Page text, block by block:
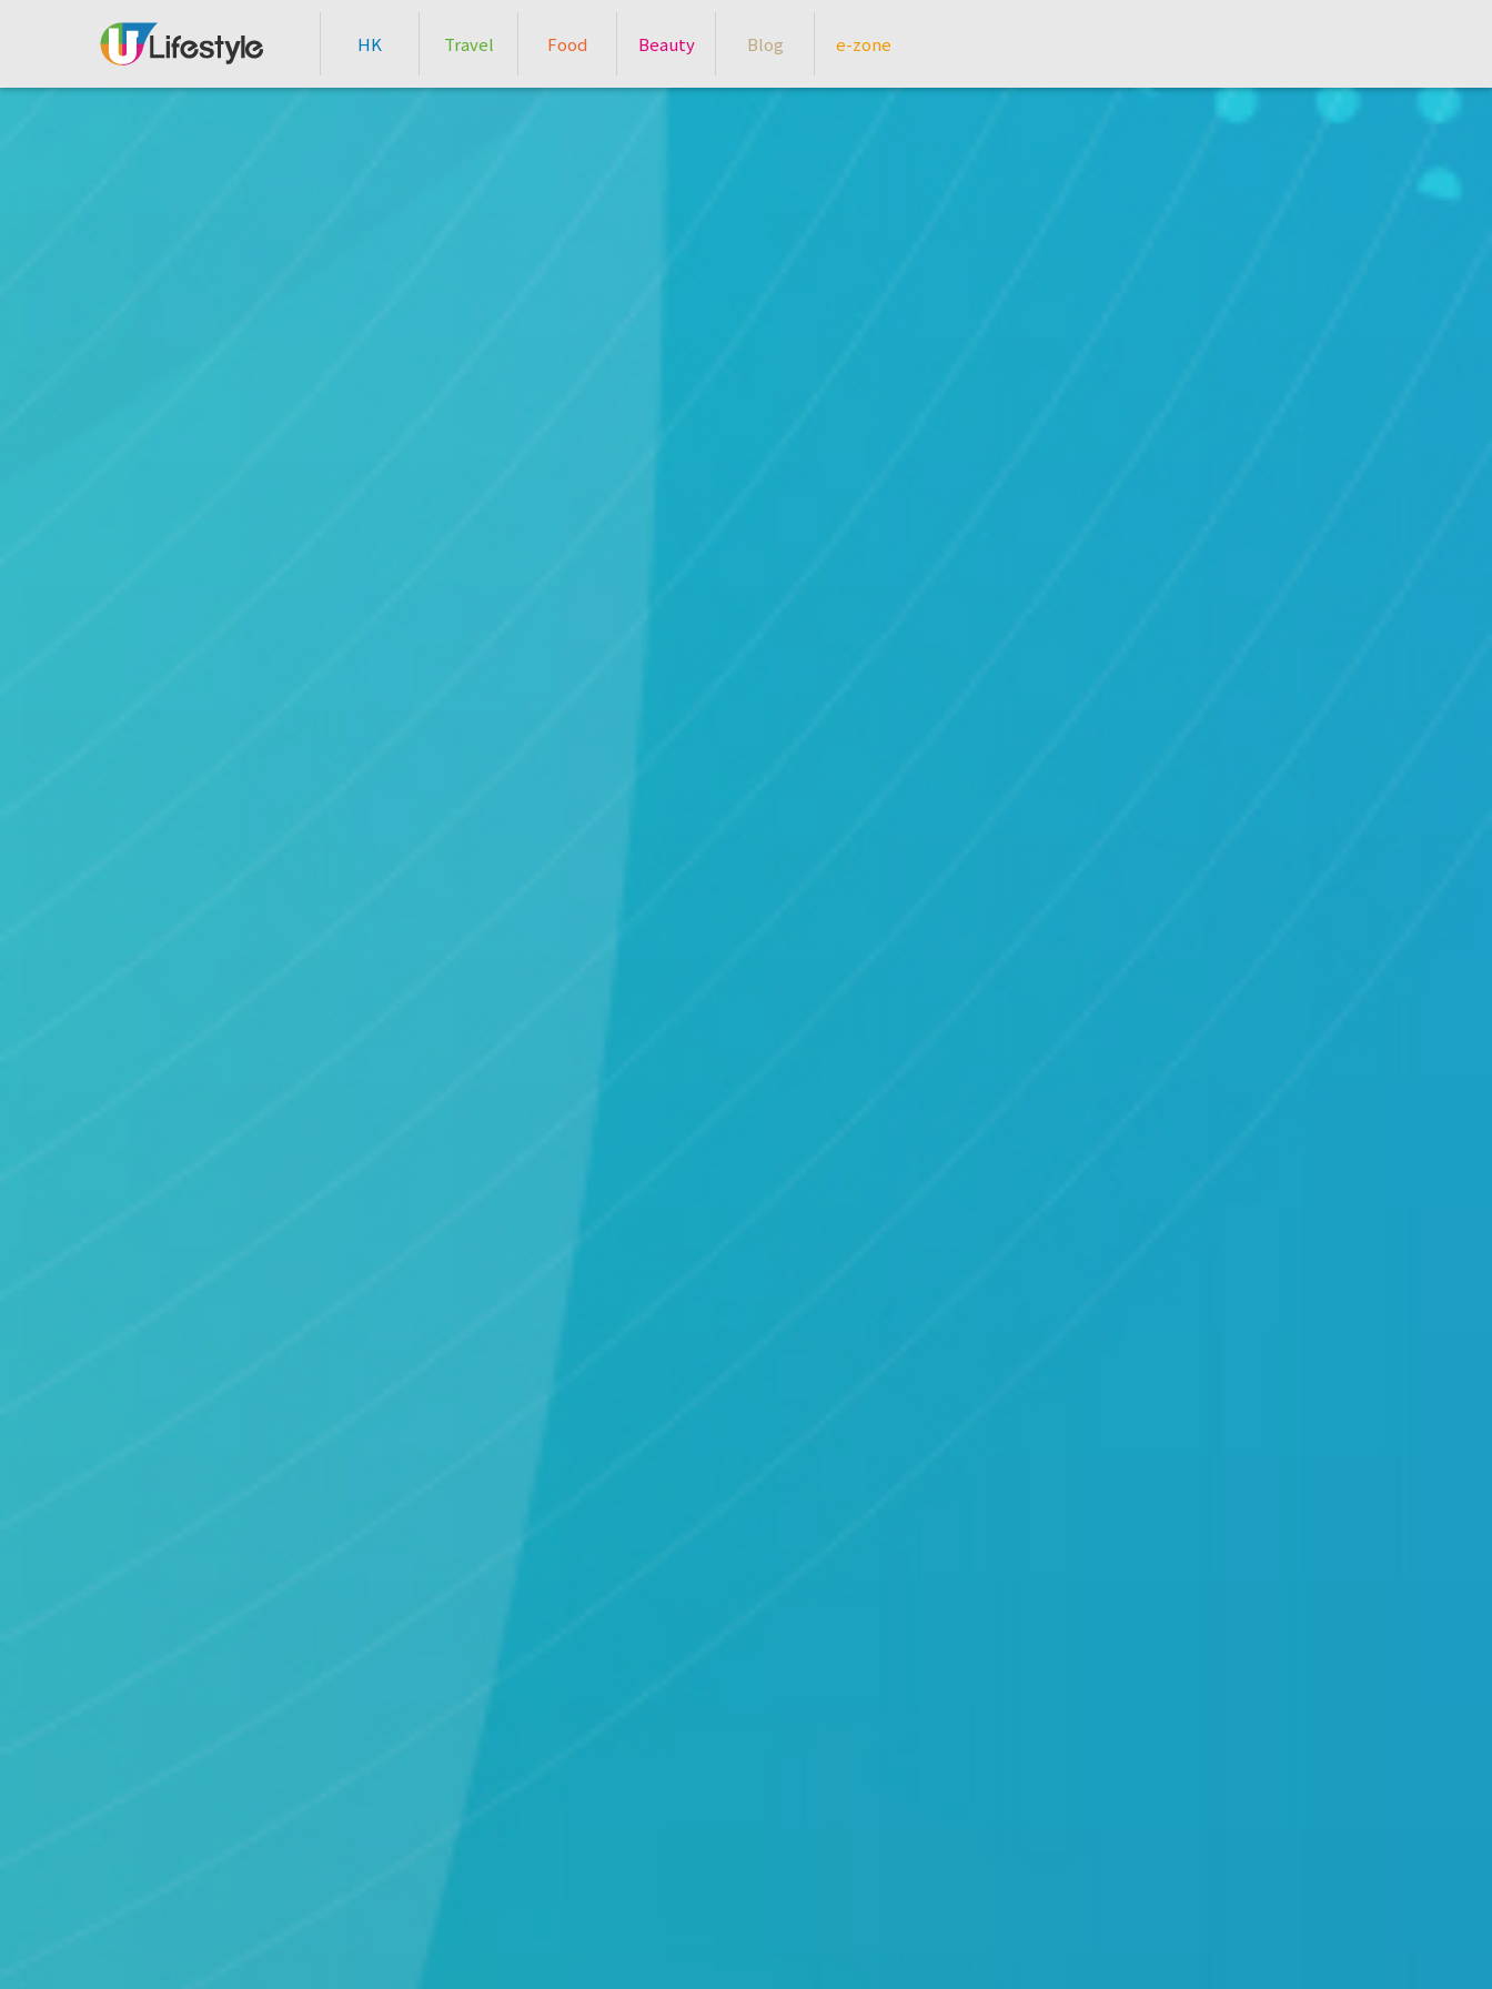
HK Travel Food Beauty Blog e-zone